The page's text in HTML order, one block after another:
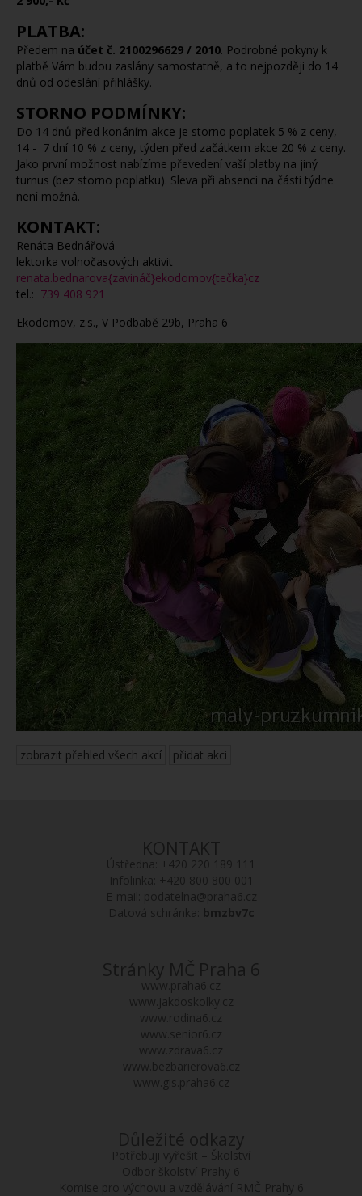
PLATBA:
Předem na účet č. 2100296629 / 2010. Podrobné pokyny k
platbě Vám budou zaslány samostatně, a to nejpozději do 14
dnů od odeslání přihlášky.
STORNO PODMÍNKY:
Do 14 dnů před konáním akce je storno poplatek 5 % z ceny,
14 - 7 dní 10 % z ceny, týden před začátkem akce 20 % z ceny.
Jako první možnost nabízíme převedení vaší platby na jiný
turnus (bez storno poplatku). Sleva při absenci na části týdne
není možná.
KONTAKT:
Renáta Bednářová
lektorka volnočasových aktivit
renata.bednarova{zavináč}ekodomov{tečka}cz
tel.: 739 408 921
Ekodomov, z.s., V Podbabě 29b, Praha 6
zobrazit přehled všech akcí přidat akci
KONTAKT
Ústředna: +420 220 189 111
Infolinka: +420 800 800 001
E-mail: podatelna@praha6.cz
Datová schránka: bmzbv7c
Stránky MČ Praha 6
www.praha6.cz
www.jakdoskolky.cz
www.rodina6.cz
www.senior6.cz
www.zdrava6.cz
www.bezbarierova6.cz
www.gis.praha6.cz
Důležité odkazy
Potřebuji vyřešit – Školství
Odbor školství Prahy 6
Komise pro výchovu a vzdělávání RMČ Prahy 6